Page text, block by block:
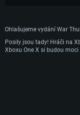
Ohlašujeme vydání War
Posily jsou tady! Hráči na
Xboxu One X si budou